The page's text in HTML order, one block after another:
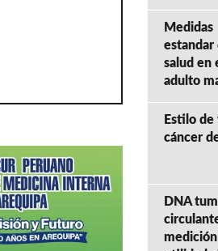
Medidas
estandar
salud en
adulto
Estilo de
cáncer
DNA